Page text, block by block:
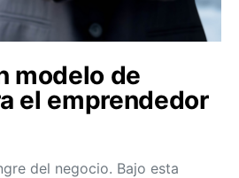
modelo de
el emprendedor
del negocio. Bajo esta